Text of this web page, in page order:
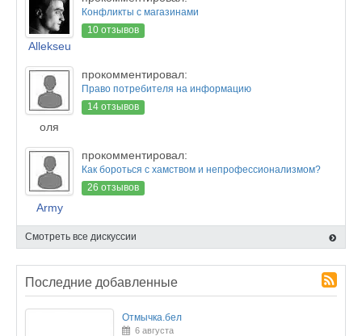
Allekseu
Конфликты с магазинами
10 отзывов
оля
прокомментировал:
Право потребителя на информацию
14 отзывов
Army
прокомментировал:
Как бороться с хамством и непрофессионализмом?
26 отзывов
Смотреть все дискуссии
Последние добавленные
Отмычка.бел
6 августа